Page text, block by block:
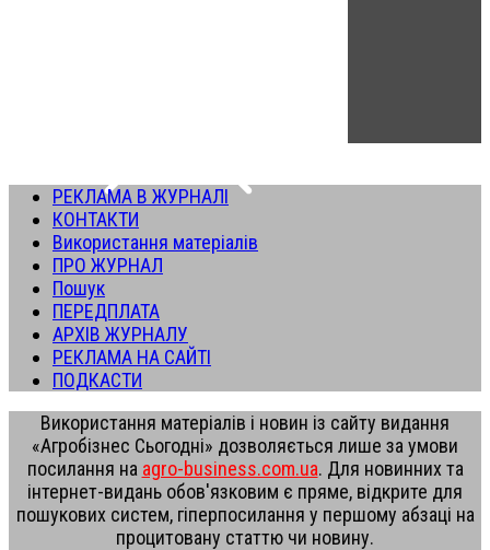
РЕКЛАМА В ЖУРНАЛІ
КОНТАКТИ
Використання матеріалів
ПРО ЖУРНАЛ
Пошук
ПЕРЕДПЛАТА
АРХІВ ЖУРНАЛУ
РЕКЛАМА НА САЙТІ
ПОДКАСТИ
Використання матеріалів і новин із сайту видання
«Агробізнес Сьогодні» дозволяється лише за умови
посилання на agro-business.com.ua. Для новинних та
інтернет-видань обов'язковим є пряме, відкрите для
пошукових систем, гіперпосилання у першому абзаці на
процитовану статтю чи новину.